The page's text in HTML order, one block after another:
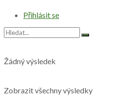
Přihlásit se
Žádný výsledek
Zobrazit všechny výsledky